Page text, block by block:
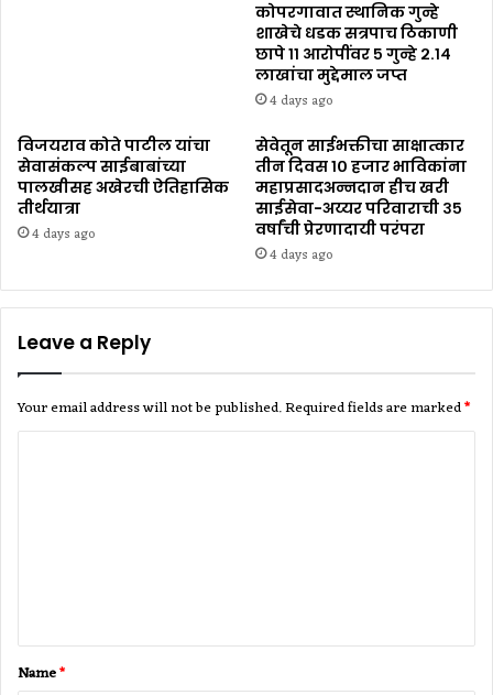
कोपरगावात स्थानिक गुन्हे
शाखेचे धडक सत्रपाच ठिकाणी
छापे ११ आरोपींवर ५ गुन्हे २.१४
लाखांचा मुद्देमाल जप्त
4 days ago
विजयराव कोते पाटील यांचा
सेवासंकल्प साईबाबांच्या
पालखीसह अखेरची ऐतिहासिक
तीर्थयात्रा
4 days ago
सेवेतून साईभक्तीचा साक्षात्कार
तीन दिवस १० हजार भाविकांना
महाप्रसादअन्नदान हीच खरी
साईसेवा-अय्यर परिवाराची ३५
वर्षांची प्रेरणादायी परंपरा
4 days ago
Leave a Reply
Your email address will not be published.Required fields are marked*
t
*
Name*